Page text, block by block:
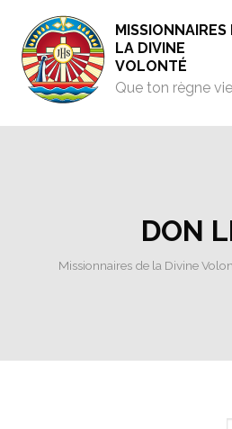
MISSIONNAIRES
LA DIVINE
VOLONTÉ
Que ton règne
DON
Missionnaires de la Divine